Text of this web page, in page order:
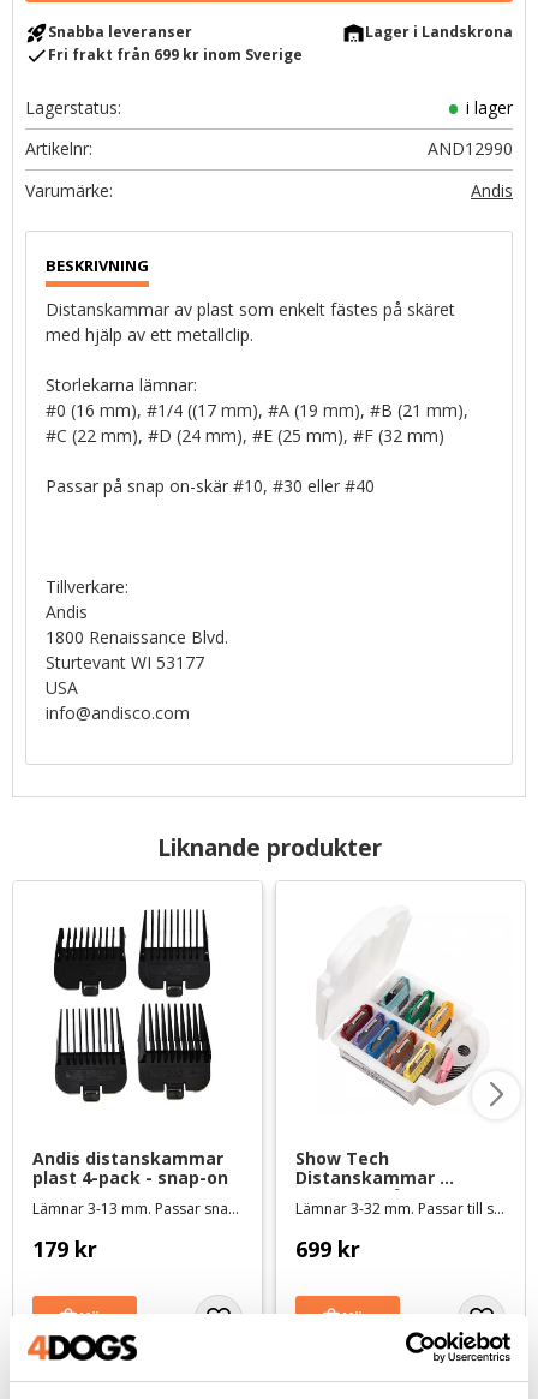
rocket_launchSnabba leveranser warehouseLager i Landskrona
checkFri frakt från 699 kr inom Sverige
Lagerstatus
i lager
Artikelnr
AND12990
Andis
Distanskammar av plast som enkelt fästes på skäret
med hjälp av ett metallclip.
Storlekarna lämnar:
#0 (16 mm), #1/4 ((17 mm), #A (19 mm), #B (21 mm),
#C (22 mm), #D (24 mm), #E (25 mm), #F (32 mm)
Passar på snap on-skär #10, #30 eller #40
Tillverkare:
Andis
1800 Renaissance Blvd.
Sturtevant WI 53177
USA
info@andisco.com
Liknande produkter
Andis distanskammar
plast 4-pack - snap-on
Lämnar 3-13 mm. Passar snap on-skär #10
179 kr
Show Tech
Distanskammar
rostfritt stål 9-pack -
snap-on
Lämnar 3-32 mm. Passar till standard snap on-skär #30, #15 och #10
699 kr